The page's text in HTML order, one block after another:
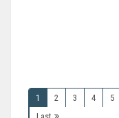
1 2 3 4 5